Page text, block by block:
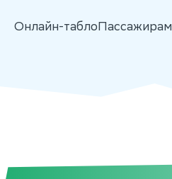
Онлайн-таблоПассажирам